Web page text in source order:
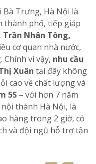
Bà Trưng, Hà Nội là
thành phố, tiếp giáp
Trần Nhân Tông,
cơ quan nhà nước,
Chính vì vậy, nhu cầu
Xuân tại đây không
cao về chất lượng và
5S – với hơn 7 năm
thành Hà Nội, là
hàng trong 2 giờ, có
và đội ngũ hỗ trợ tận